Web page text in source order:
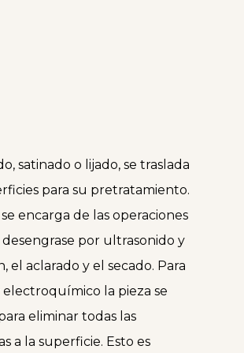
satinado o lijado, se traslada
para su pretratamiento.
encarga de las operaciones
por ultrasonido y
el aclarado y el secado. Para
la pieza se
eliminar todas las
a la superficie. Esto es